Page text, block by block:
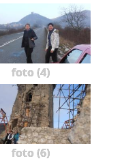
foto (4)
foto (6)